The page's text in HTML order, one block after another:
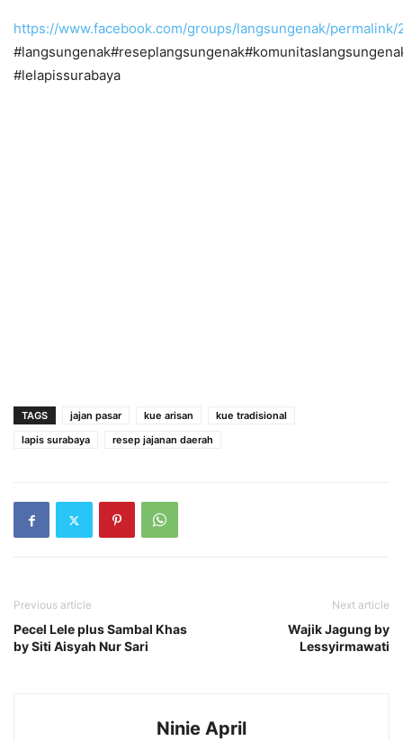
https://www.facebook.com/groups/langsungenak/
#lelapissurabaya
TAGS jajan pasar kue arisan
kue tradisional
lapis surabaya
resep jajanan daerah
Previous article
Pecel Lele plus Sambal Khas
by Siti Aisyah Nur Sari
Next article
Wajik Jagung by
Lessyirmawati
Ninie April